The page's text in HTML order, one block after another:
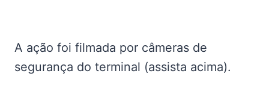
A ação foi filmada por câmeras de
segurança do terminal (assista acima).